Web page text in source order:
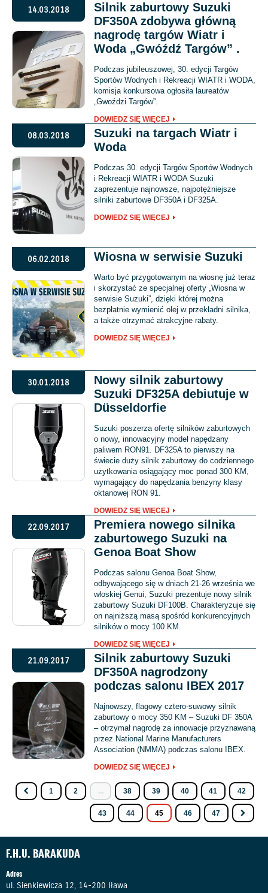
14.03.2018
Silnik zaburtowy Suzuki
DF350A zdobywa główną
nagrodę targów Wiatr i
Woda „Gwóźdź Targów” .
Podczas jubileuszowej, 30. edycji Targów
Sportów Wodnych i Rekreacji WIATR i WODA,
komisja konkursowa ogłosiła laureatów
„Gwoździ Targów”.
DOWIEDZ SIĘ WIĘCEJ
08.03.2018
Suzuki na targach Wiatr i
Woda
Podczas 30. edycji Targów Sportów Wodnych
i Rekreacji WIATR i WODA Suzuki
zaprezentuje najnowsze, najpotężniejsze
silniki zaburtowe DF350A i DF325A.
DOWIEDZ SIĘ WIĘCEJ
06.02.2018 Wiosna w serwisie Suzuki
Warto być przygotowanym na wiosnę już teraz
i skorzystać ze specjalnej oferty „Wiosna w
serwisie Suzuki”, dzięki której można
bezpłatnie wymienić olej w przekładni silnika,
a także otrzymać atrakcyjne rabaty.
DOWIEDZ SIĘ WIĘCEJ
30.01.2018
Nowy silnik zaburtowy
Suzuki DF325A debiutuje w
Düsseldorfie
Suzuki poszerza ofertę silników zaburtowych
o nowy, innowacyjny model napędzany
paliwem RON91. DF325A to pierwszy na
świecie duży silnik zaburtowy do codziennego
użytkowania osiągający moc ponad 300 KM,
wymagający do napędzania benzyny klasy
oktanowej RON 91.
DOWIEDZ SIĘ WIĘCEJ
22.09.2017
Premiera nowego silnika
zaburtowego Suzuki na
Genoa Boat Show
Podczas salonu Genoa Boat Show,
odbywającego się w dniach 21-26 września we
włoskiej Genui, Suzuki prezentuje nowy silnik
zaburtowy Suzuki DF100B. Charakteryzuje się
on najniższą masą spośród konkurencyjnych
silników o mocy 100 KM.
DOWIEDZ SIĘ WIĘCEJ
21.09.2017
Silnik zaburtowy Suzuki
DF350A nagrodzony
podczas salonu IBEX 2017
Najnowszy, flagowy cztero-suwowy silnik
zaburtowy o mocy 350 KM – Suzuki DF 350A
– otrzymał nagrodę za innowacje przyznawaną
przez National Marine Manufacturers
Association (NMMA) podczas salonu IBEX.
DOWIEDZ SIĘ WIĘCEJ
1 2 ... 38 39 40 41 42
43 44 45 46 47
F.H.U. BARAKUDA
Adres
ul. Sienkiewicza 12, 14-200 Iława